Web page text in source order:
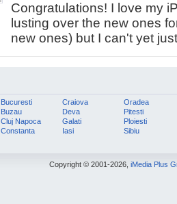
Congratulations! I love my
lusting over the new ones
new ones) but I can't yet
Bucuresti
Buzau
Cluj Napoca
Constanta
Craiova
Deva
Galati
Iasi
Oradea
Pitesti
Ploiesti
Sibiu
Copyright © 2001-2026, iMedia Plus